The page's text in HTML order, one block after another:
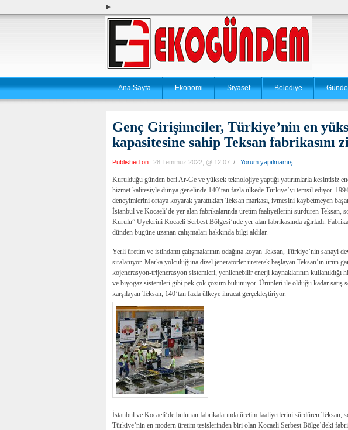
Ana Sayfa Ekonomi Siyaset Belediye
Genç Girişimciler, Türkiye’nin en
kapasitesine sahip Teksan fabrikasını
Published on: 28 Temmuz 2022, @ 12:07 / Yorum yapılmamış
Kurulduğu günden beri Ar-Ge ve yüksek teknolojiye yaptığı yatırımlarla kesintisiz
hizmet kalitesiyle dünya genelinde 140’tan fazla ülkede Türkiye’yi temsil ediyor.
deneyimlerini ortaya koyarak yarattıkları Teksan markası, ivmesini kaybetmeyen
İstanbul ve Kocaeli’de yer alan fabrikalarında üretim faaliyetlerini sürdüren
Kurulu” Üyelerini Kocaeli Serbest Bölgesi’nde yer alan fabrikasında ağırladı.
dünden bugüne uzanan çalışmaları hakkında bilgi aldılar.
Yerli üretim ve istihdamı çalışmalarının odağına koyan Teksan, Türkiye’nin sanayi
sıralanıyor. Marka yolculuğuna dizel jeneratörler üreterek başlayan Teksan’ın ürün
kojenerasyon-trijenerasyon sistemleri, yenilenebilir enerji kaynaklarının kullanıldığı
ve biyogaz sistemleri gibi pek çok çözüm bulunuyor. Ürünleri ile olduğu kadar satış
karşılayan Teksan, 140’tan fazla ülkeye ihracat gerçekleştiriyor.
İstanbul ve Kocaeli’de bulunan fabrikalarında üretim faaliyetlerini sürdüren Teksan,
Türkiye’nin en modern üretim tesislerinden biri olan Kocaeli Serbest Bölge’deki